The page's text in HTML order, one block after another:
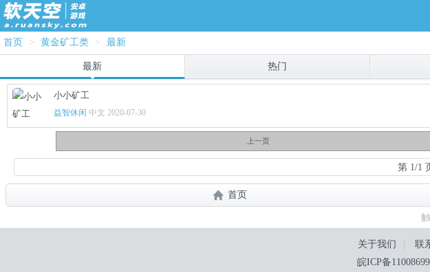
首页 > 黄金矿工类 > 最新
最新 热门
小小矿工
益智休闲 中文 2020-07-30
上一页
第 1/1
首页
关于我们 联
皖ICP备